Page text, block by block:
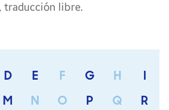
traducción libre.
D E F G H
I
M N O P Q R